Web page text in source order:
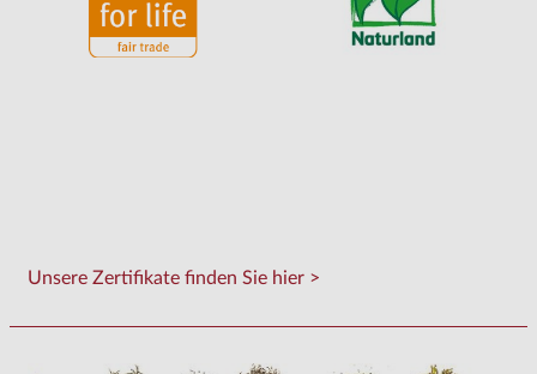
Unsere Zertifikate finden Sie hier >